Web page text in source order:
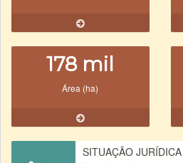
178 mil
Área (ha)
SITUAÇÃO JURÍDICA